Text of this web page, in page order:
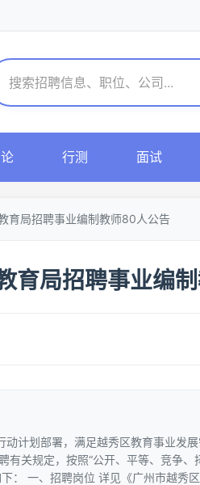
行测 面试
育局招聘事业编制教师80人公告
育局招聘事业编
动计划部署，满足越秀区教育事业发
有关规定，按照“公开、平等、竞争
： 一、招聘岗位 详见《广州市越秀